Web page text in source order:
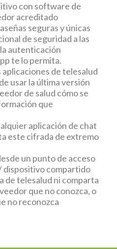
con software de
acreditado
seguras y únicas
de seguridad a las
autenticación
te lo permita.
de telesalud
usar la última versión
de salud cómo se
que
aplicación de chat
este cifrada de extremo
un punto de acceso
dispositivo compartido
de telesalud ni comparta
que no conozca, o
no reconozca